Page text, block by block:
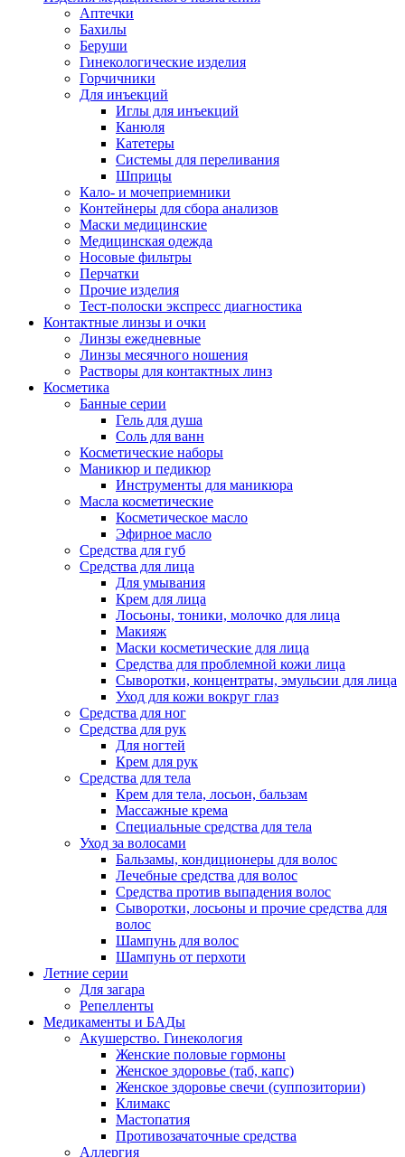
Аптечки
Бахилы
Беруши
Гинекологические изделия
Горчичники
Для инъекций
Иглы для инъекций
Канюля
Катетеры
Системы для переливания
Шприцы
Кало- и мочеприемники
Контейнеры для сбора анализов
Маски медицинские
Медицинская одежда
Носовые фильтры
Перчатки
Прочие изделия
Тест-полоски экспресс диагностика
Контактные линзы и очки
Линзы ежедневные
Линзы месячного ношения
Растворы для контактных линз
Косметика
Банные серии
Гель для душа
Соль для ванн
Косметические наборы
Маникюр и педикюр
Инструменты для маникюра
Масла косметические
Косметическое масло
Эфирное масло
Средства для губ
Средства для лица
Для умывания
Крем для лица
Лосьоны, тоники, молочко для лица
Макияж
Маски косметические для лица
Средства для проблемной кожи лица
Сыворотки, концентраты, эмульсии для лица
Уход для кожи вокруг глаз
Средства для ног
Средства для рук
Для ногтей
Крем для рук
Средства для тела
Крем для тела, лосьон, бальзам
Массажные крема
Специальные средства для тела
Уход за волосами
Бальзамы, кондиционеры для волос
Лечебные средства для волос
Средства против выпадения волос
Сыворотки, лосьоны и прочие средства для
волос
Шампунь для волос
Шампунь от перхоти
Летние серии
Для загара
Репелленты
Медикаменты и БАДы
Акушерство. Гинекология
Женские половые гормоны
Женское здоровье (таб, капс)
Женское здоровье свечи (суппозитории)
Климакс
Мастопатия
Противозачаточные средства
Аллергия